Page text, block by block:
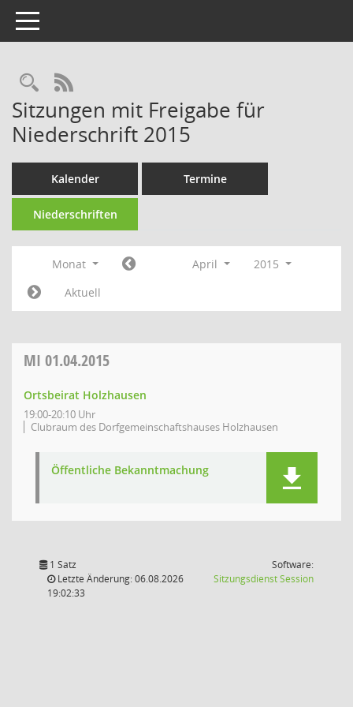
Toggle navigation
Rechercheauswahl
RSS-Feed
Sitzungen mit Freigabe für
Niederschrift 2015
Kalender Termine
Niederschriften
Monat April
2015
Aktuell
MI 01.04.2015
Ortsbeirat Holzhausen
19:00-20:10 Uhr
Clubraum des Dorfgemeinschaftshauses Holzhausen
Öffentliche Bekanntmachung
1 Satz
Letzte Änderung: 06.08.2026
19:02:33
Software:
SitzungsdienstSession(Wird in